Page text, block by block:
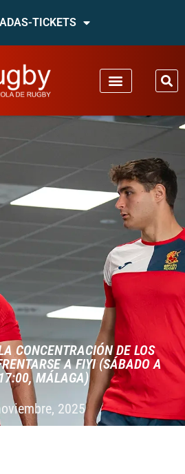
TICKETS
CONCENTRACIÓN DE LOS
A FIYI (SÁBADO A
MÁLAGA)
2025